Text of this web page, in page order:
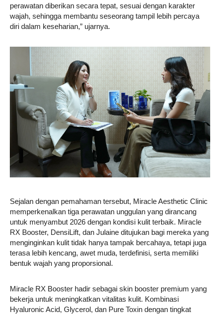
perawatan diberikan secara tepat, sesuai dengan karakter
wajah, sehingga membantu seseorang tampil lebih percaya
diri dalam keseharian,” ujarnya.
Sejalan dengan pemahaman tersebut, Miracle Aesthetic Clinic
memperkenalkan tiga perawatan unggulan yang dirancang
untuk menyambut 2026 dengan kondisi kulit terbaik. Miracle
RX Booster, DensiLift, dan Julaine ditujukan bagi mereka yang
menginginkan kulit tidak hanya tampak bercahaya, tetapi juga
terasa lebih kencang, awet muda, terdefinisi, serta memiliki
bentuk wajah yang proporsional.
Miracle RX Booster hadir sebagai skin booster premium yang
bekerja untuk meningkatkan vitalitas kulit. Kombinasi
Hyaluronic Acid, Glycerol, dan Pure Toxin dengan tingkat